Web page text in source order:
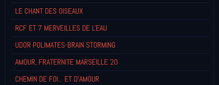
LE CHANT DES OISEAUX
RCF ET 7 MERVEILLES DE L'EAU
UDOR POLIMATES-BRAIN STORMING
AMOUR, FRATERNITE MARSEILLE 20
CHEMIN DE FOI... ET D'AMOUR